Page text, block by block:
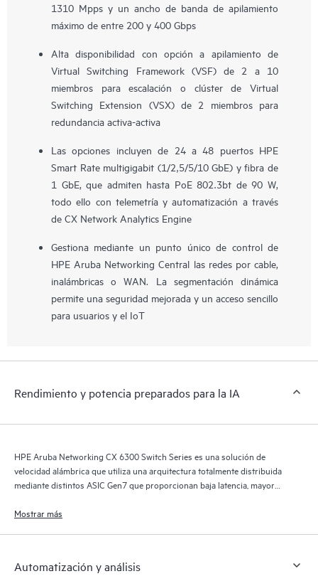
1310 Mpps y un ancho de banda de apilamiento
máximo de entre 200 y 400 Gbps
Alta disponibilidad con opción a apilamiento de
Virtual Switching Framework (VSF) de 2 a 10
miembros para escalación o clúster de Virtual
Switching Extension (VSX) de 2 miembros para
redundancia activa-activa
Las opciones incluyen de 24 a 48 puertos HPE
Smart Rate multigigabit (1/2,5/5/10 GbE) y fibra de
1 GbE, que admiten hasta PoE 802.3bt de 90 W,
todo ello con telemetría y automatización a través
de CX Network Analytics Engine
Gestiona mediante un punto único de control de
HPE Aruba Networking Central las redes por cable,
inalámbricas o WAN. La segmentación dinámica
permite una seguridad mejorada y un acceso sencillo
para usuarios y el IoT
Rendimiento y potencia preparados para la IA
HPE Aruba Networking CX 6300 Switch Series es una solución de
velocidad alámbrica que utiliza una arquitectura totalmente distribuida
mediante distintos ASIC Gen7 que proporcionan baja latencia, mayor
para los requisitos de IA, wifi 7 y del Internet de las cosas (IoT).
Mostrar más
Automatización y análisis